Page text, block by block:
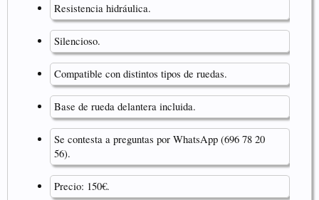
Resistencia hidráulica.
Silencioso.
Compatible con distintos tipos de ruedas.
Base de rueda delantera incluida.
Se contesta a preguntas por WhatsApp (696 78 20
56).
Precio: 150€.